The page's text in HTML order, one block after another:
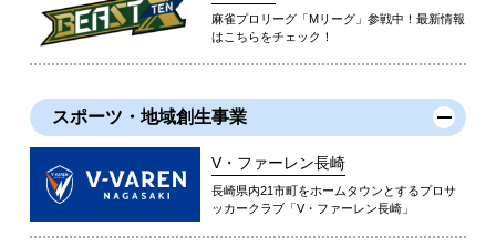
麻雀プロリーグ「Mリーグ」参戦中！最新情報
はこちらをチェック！
スポーツ・地域創生事業
V・ファーレン長崎
長崎県内21市町をホームタウンとするプロサ
ッカークラブ「V・ファーレン長崎」